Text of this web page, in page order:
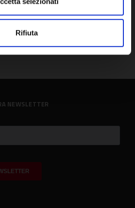
Rifiuta
NEWSLETTER